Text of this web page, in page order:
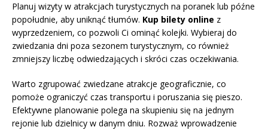
Planuj wizyty w atrakcjach turystycznych na poranek lub późne
popołudnie, aby uniknąć tłumów. Kup bilety online z
wyprzedzeniem, co pozwoli Ci ominąć kolejki. Wybieraj do
zwiedzania dni poza sezonem turystycznym, co również
zmniejszy liczbę odwiedzających i skróci czas oczekiwania.
Warto zgrupować zwiedzane atrakcje geograficznie, co
pomoże ograniczyć czas transportu i poruszania się pieszo.
Efektywne planowanie polega na skupieniu się na jednym
rejonie lub dzielnicy w danym dniu. Rozważ wprowadzenie